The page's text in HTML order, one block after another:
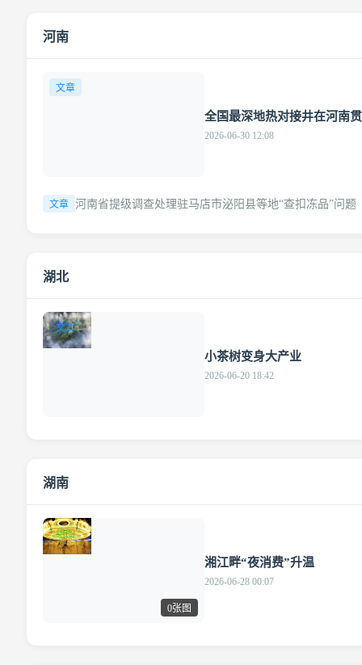
河南
文章
全国最深地热对接井在河南
2026-06-30 12:08
文章 河南省提级调查处理驻马店市泌阳县等地“查扣冻品”问题
湖北
文章
小茶树变身大产业
2026-06-20 18:42
湖南
组图
0张图
湘江畔“夜消费”升温
2026-06-28 00:07